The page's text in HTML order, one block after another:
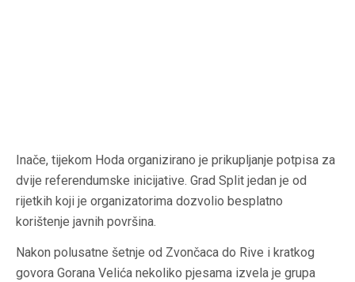
Inače, tijekom Hoda organizirano je prikupljanje potpisa za
dvije referendumske inicijative. Grad Split jedan je od
rijetkih koji je organizatorima dozvolio besplatno
korištenje javnih površina.
Nakon polusatne šetnje od Zvončaca do Rive i kratkog
govora Gorana Velića nekoliko pjesama izvela je grupa